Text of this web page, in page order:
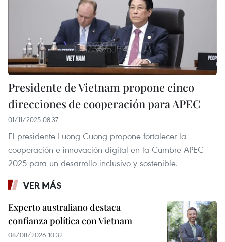
Presidente de Vietnam propone cinco
direcciones de cooperación para APEC
01/11/2025 08:37
El presidente Luong Cuong propone fortalecer la
cooperación e innovación digital en la Cumbre APEC
2025 para un desarrollo inclusivo y sostenible.
VER MÁS
Experto australiano destaca
confianza política con Vietnam
08/08/2026 10:32